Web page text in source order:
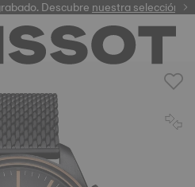
Descubrenuestra selección
garantía digital